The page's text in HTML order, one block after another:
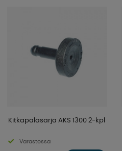
Kitkapalasarja AKS 1300 2-kpl
Varastossa